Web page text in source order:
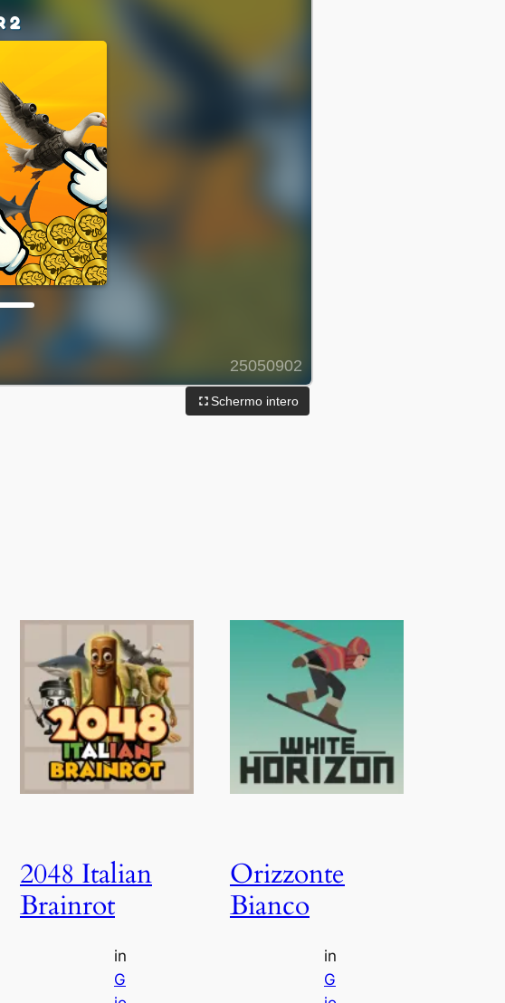
Schermo intero
2048 Italian
Brainrot
in
G
Orizzonte
Bianco
in
G